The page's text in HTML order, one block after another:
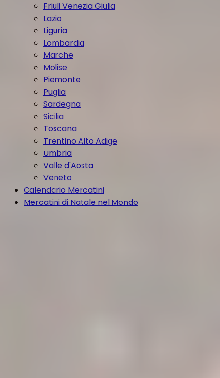
Friuli Venezia Giulia
Lazio
Liguria
Lombardia
Marche
Molise
Piemonte
Puglia
Sardegna
Sicilia
Toscana
Trentino Alto Adige
Umbria
Valle d'Aosta
Veneto
Calendario Mercatini
Mercatini di Natale nel Mondo